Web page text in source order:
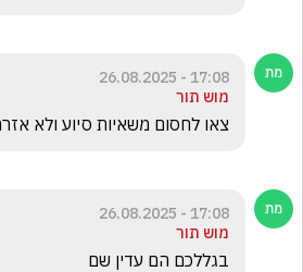
17:08 - 26.08.2025
מוש תור
צאו לחסום משאיות סיוע ולא
17:08 - 26.08.2025
מוש תור
בגללכם הם עדין שם